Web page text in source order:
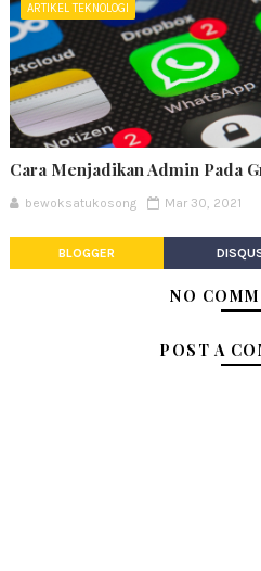
ARTIKEL TEKNOLOGI
Cara Menjadikan Admin Pada
bewoksatukosong Mar 30, 2021
BLOGGER
NO
POST A